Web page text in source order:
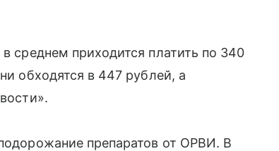
среднем приходится платить по 340
обходятся в 447 рублей, а
препаратов от ОРВИ. В